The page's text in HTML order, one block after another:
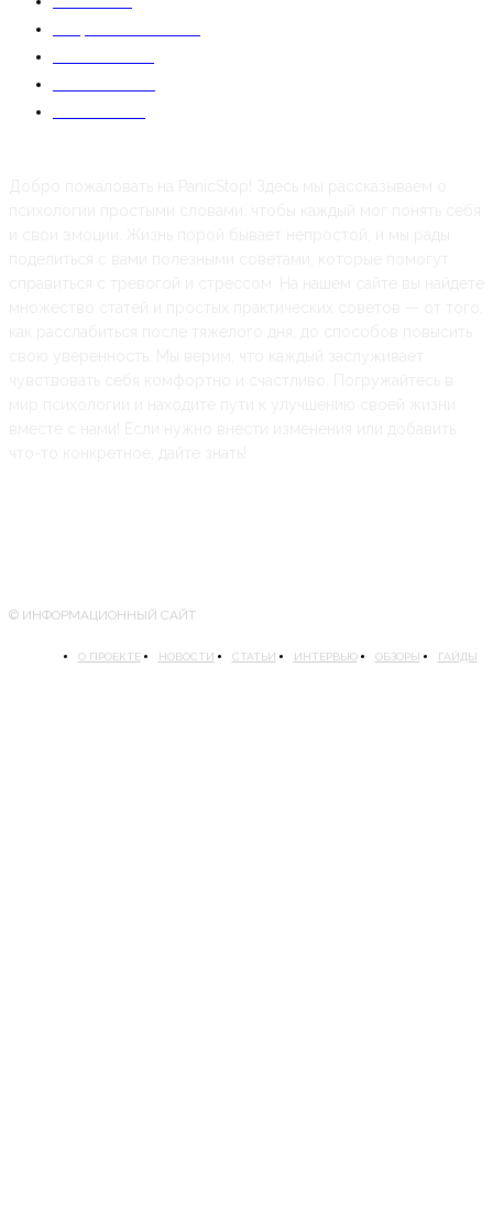
© ИНФОРМАЦИОННЫЙ САЙТ
О ПРОЕКТЕ НОВОСТИ СТАТЬИ ИНТЕРВЬЮ ОБЗОРЫ ГАЙДЫ